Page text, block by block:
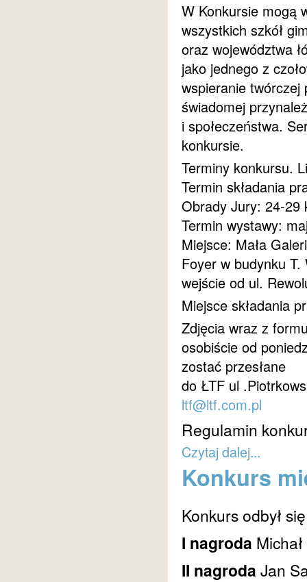
W Konkursie mogą
wszystkich szkół
oraz województwa
jako jednego z
wspieranie twórczej
świadomej
i społeczeństwa.
konkursie.
Terminy konkursu.
Termin składania
Obrady Jury: 24-29
Termin wystawy:
Miejsce: Mała
Foyer w budynku
wejście od ul.
Miejsce składania
Zdjęcia wraz z
osobiście od
zostać przesłane
do ŁTF ul
ltf@ltf.com.pl
Regulamin
Czytaj dalej...
Konkurs
Konkurs odbył
I nagroda
II nagroda Jan